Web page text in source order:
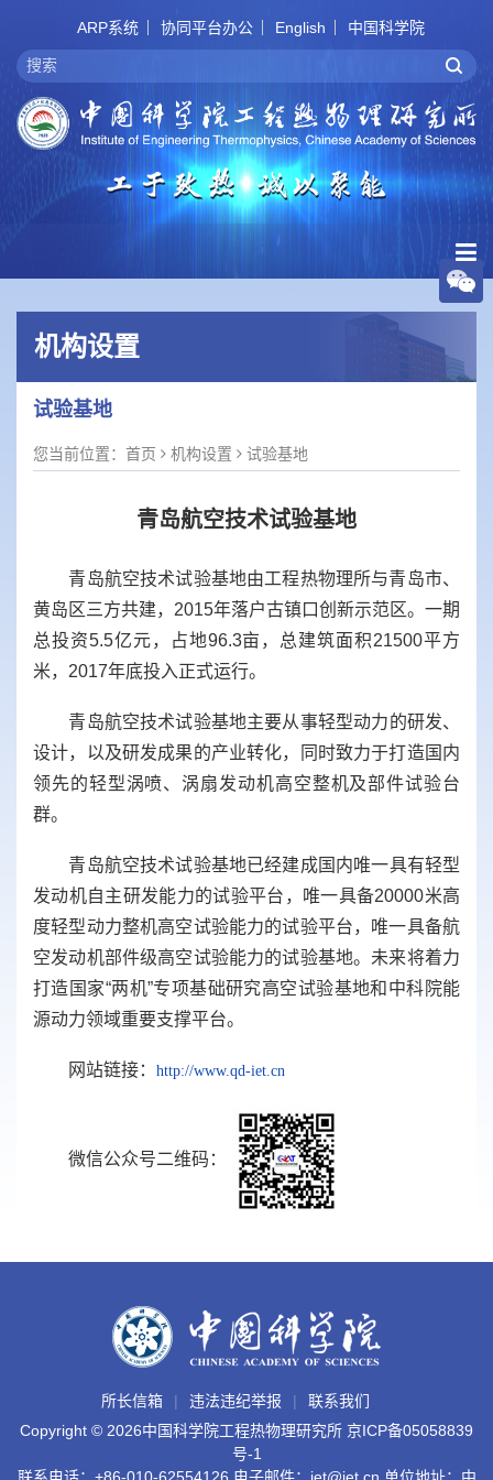
ARP系统 协同平台办公 English 中国科学院
机构设置
试验基地
您当前位置： 首页 机构设置 试验基地
青岛航空技术试验基地
青岛航空技术试验基地由工程热物理所与青岛市、
黄岛区三方共建， 2015年落户古镇口创新示范区。一期
总投资5.5亿元，占地96.3亩，总建筑面积21500平方
米， 2017年底投入正式运行。
青岛航空技术试验基地主要从事轻型动力的研发、
设计，以及研发成果的产业转化，同时致力于打造国内
领先的轻型涡喷、涡扇发动机高空整机及部件试验台
群。
青岛航空技术试验基地已经建成国内唯一具有轻型
发动机自主研发能力的试验平台，唯一具备20000米高
度轻型动力整机高空试验能力的试验平台，唯一具备航
空发动机部件级高空试验能力的试验基地。未来将着力
打造国家“两机”专项基础研究高空试验基地和中科院能
源动力领域重要支撑平台。
网站链接： http://www.qd-iet.cn
微信公众号二维码：
所长信箱 违法违纪举报
联系我们
Copyright © 2026中国科学院工程热物理研究所 京ICP备05058839
号-1